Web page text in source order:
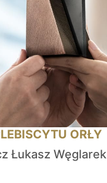
ORŁY
Łukasz Węglarek